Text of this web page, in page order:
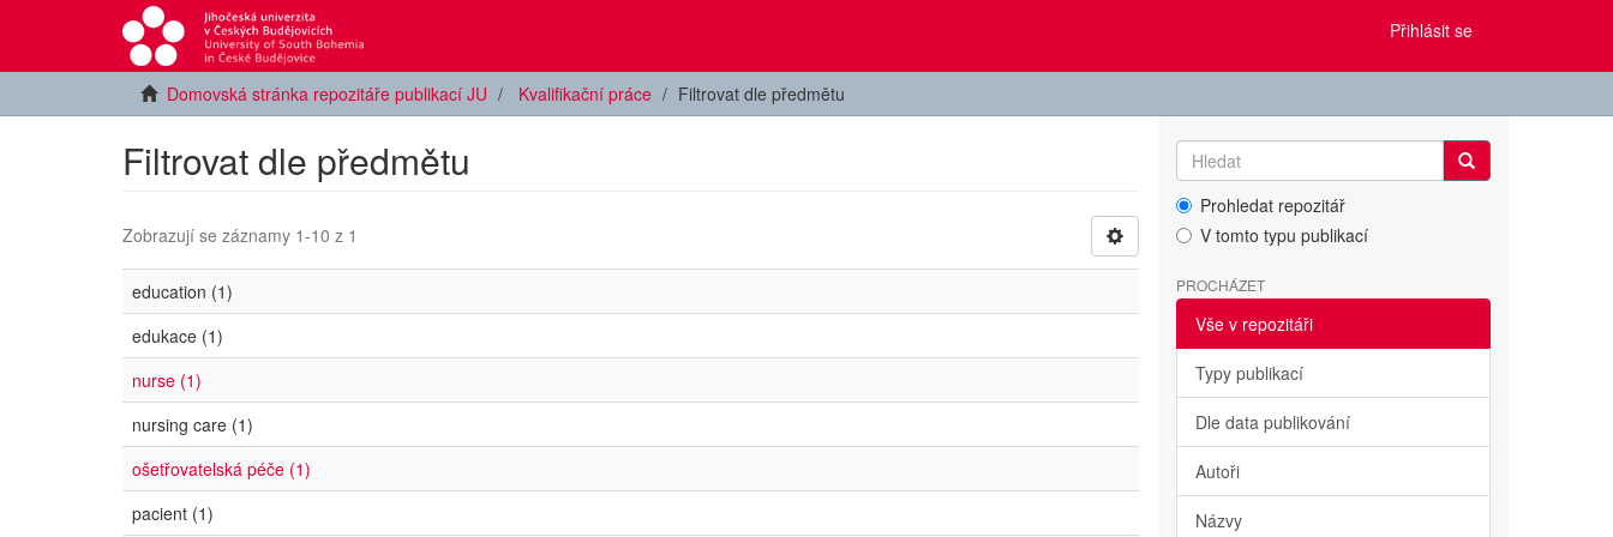
Přihlásit se
Domovská stránka repozitáře publikací JU Kvalifikační práce Filtrovat dle předmětu
Filtrovat dle předmětu
Zobrazují se záznamy 1-10 z 1
education (1)
edukace (1)
nurse (1)
nursing care (1)
ošetřovatelská péče (1)
pacient (1)
Prohledat repozitář
V tomto typu publikací
PROCHÁZET
Vše v repozitáři
Typy publikací
Dle data publikování
Autoři
Názvy